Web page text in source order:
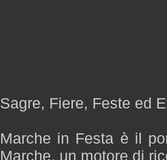
Sagre, Fiere, Feste ed
Marche in Festa è il
Marche, un motore di